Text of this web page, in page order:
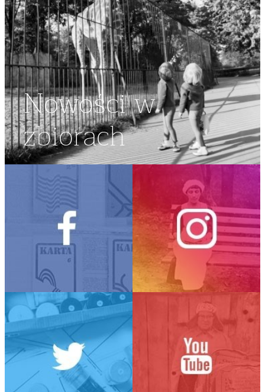
Nowości w
zbiorach